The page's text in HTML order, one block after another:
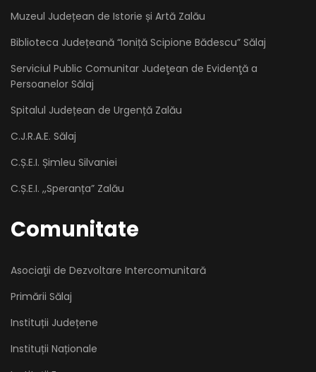
Muzeul Județean de Istorie și Artă Zalău
Biblioteca Județeană “Ioniță Scipione Bădescu” Sălaj
Serviciul Public Comunitar Judeţean de Evidenţă a
Persoanelor Sălaj
Spitalul Județean de Urgență Zalău
C.J.R.A.E. Sălaj
C.Ș.E.I. Șimleu Silvaniei
C.Ș.E.I. ,,Speranța” Zalău
Comunitate
Asociaţii de Dezvoltare Intercomunitară
Primării Sălaj
Instituții Județene
Instituții Naționale